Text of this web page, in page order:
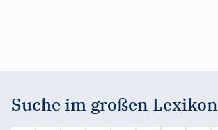
Suche im großen Lexikon